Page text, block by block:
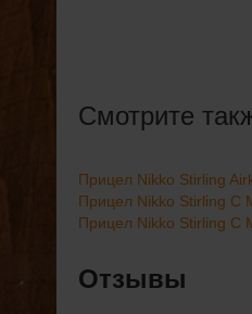
Смотрите
Прицел Nikko Stirling
Прицел Nikko Stirling C
Прицел Nikko Stirling C
Отзывы